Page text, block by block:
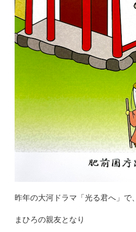
昨年の大河ドラマ「光る君へ」で、
まひろの親友となり